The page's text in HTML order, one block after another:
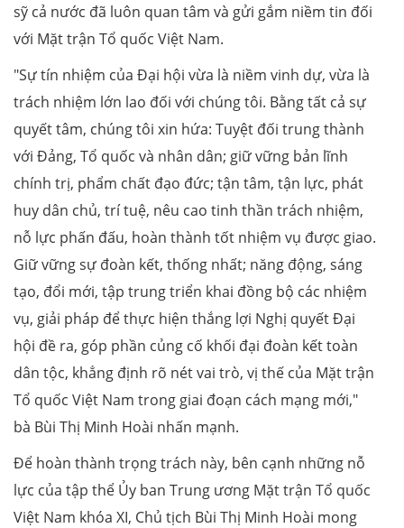
sỹ cả nước đã luôn quan tâm và gửi gắm niềm tin đối
với Mặt trận Tổ quốc Việt Nam.
"Sự tín nhiệm của Đại hội vừa là niềm vinh dự, vừa là
trách nhiệm lớn lao đối với chúng tôi. Bằng tất cả sự
quyết tâm, chúng tôi xin hứa: Tuyệt đối trung thành
với Đảng, Tổ quốc và nhân dân; giữ vững bản lĩnh
chính trị, phẩm chất đạo đức; tận tâm, tận lực, phát
huy dân chủ, trí tuệ, nêu cao tinh thần trách nhiệm,
nỗ lực phấn đấu, hoàn thành tốt nhiệm vụ được giao.
Giữ vững sự đoàn kết, thống nhất; năng động, sáng
tạo, đổi mới, tập trung triển khai đồng bộ các nhiệm
vụ, giải pháp để thực hiện thắng lợi Nghị quyết Đại
hội đề ra, góp phần củng cố khối đại đoàn kết toàn
dân tộc, khẳng định rõ nét vai trò, vị thế của Mặt trận
Tổ quốc Việt Nam trong giai đoạn cách mạng mới,"
bà Bùi Thị Minh Hoài nhấn mạnh.
Để hoàn thành trọng trách này, bên cạnh những nỗ
lực của tập thể Ủy ban Trung ương Mặt trận Tổ quốc
Việt Nam khóa XI, Chủ tịch Bùi Thị Minh Hoài mong